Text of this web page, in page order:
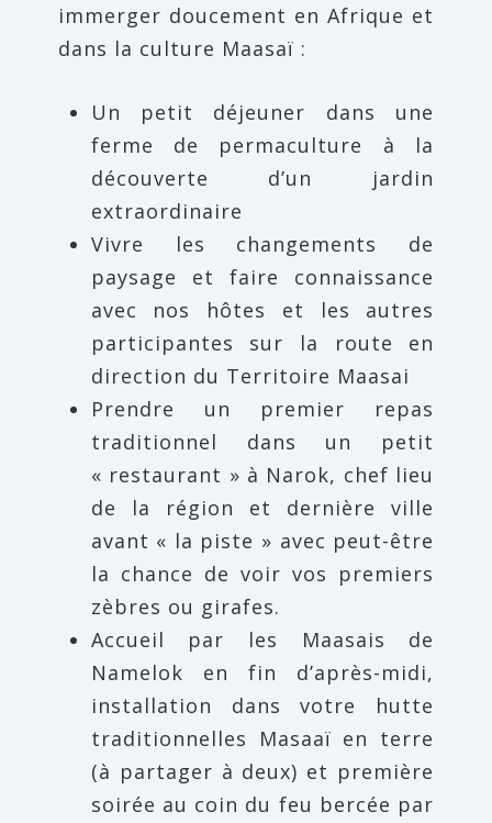
immerger doucement en Afrique et
dans la culture Maasaï :
Un petit déjeuner dans une
ferme de permaculture à la
découverte d’un jardin
extraordinaire
Vivre les changements de
paysage et faire connaissance
avec nos hôtes et les autres
participantes sur la route en
direction du Territoire Maasai
Prendre un premier repas
traditionnel dans un petit
« restaurant » à Narok, chef lieu
de la région et dernière ville
avant « la piste » avec peut-être
la chance de voir vos premiers
zèbres ou girafes.
Accueil par les Maasais de
Namelok en fin d’après-midi,
installation dans votre hutte
traditionnelles Masaaï en terre
(à partager à deux) et première
soirée au coin du feu bercée par